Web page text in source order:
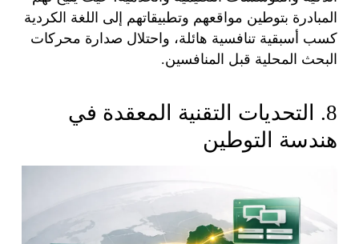
المبادرة بتوطين مواقعهم وتطبيقاتهم إلى اللغة الكردية
كسب أسبقية تنافسية هائلة، واحتلال صدارة محركات
البحث المحلية قبل المنافسين.
8. التحديات التقنية المعقدة في
هندسة التوطين